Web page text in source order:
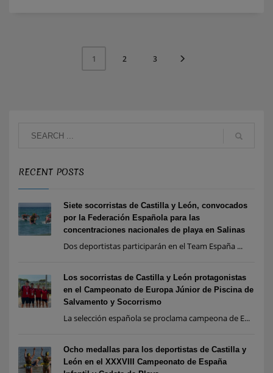
1 2 3
RECENT POSTS
Siete socorristas de Castilla y León, convocados
por la Federación Española para las
concentraciones nacionales de playa en Salinas
Dos deportistas participarán en el Team España ...
Los socorristas de Castilla y León protagonistas
en el Campeonato de Europa Júnior de Piscina de
Salvamento y Socorrismo
La selección española se proclama campeona de E...
Ocho medallas para los deportistas de Castilla y
León en el XXXVIII Campeonato de España